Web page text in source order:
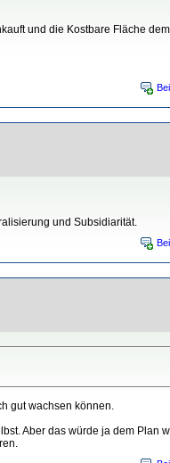
und die Kostbare Fläche
und Subsidiarität.
gut wachsen können.
Aber das würde ja dem Plan